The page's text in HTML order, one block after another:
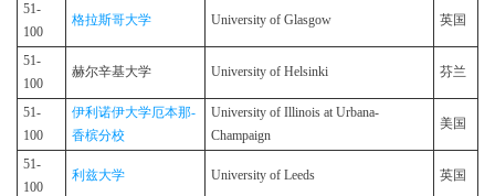
51-
100
格拉斯哥大学 University of Glasgow 英国
51-
100
赫尔辛基大学 University of Helsinki 芬兰
51-
100
伊利诺伊大学厄本那-
香槟分校
University of Illinois at Urbana-
Champaign
美国
51-
100
利兹大学 University of Leeds 英国